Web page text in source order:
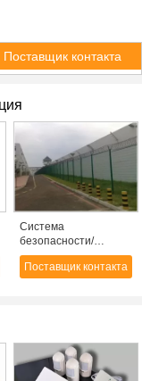
Поставщик контакта
Система
безопасности/
охранная
сигнализация
Поставщик контакта